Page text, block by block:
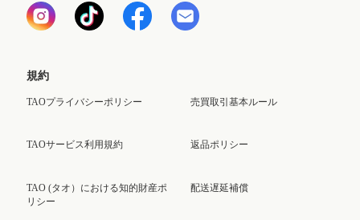
規約
TAOプライバシーポリシー
TAOサービス利用規約
TAO (タオ）における知的財産ポ
リシー
売買取引基本ルール
返品ポリシー
配送遅延補償